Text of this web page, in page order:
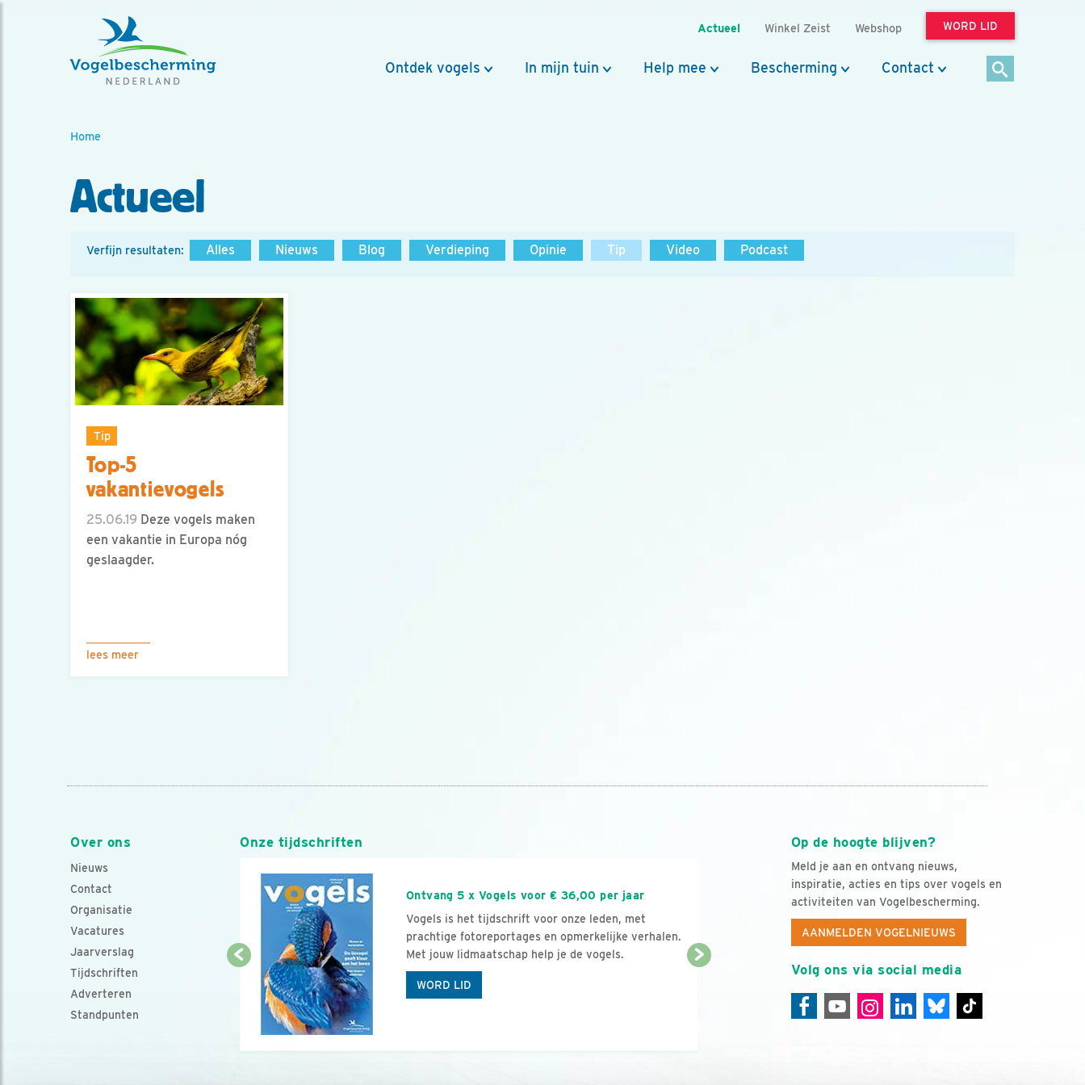
Actueel Winkel Zeist Webshop WORD LID
Ontdek vogels In mijn tuin Help mee Bescherming Contact
Home
Actueel
Verfijn resultaten: Alles Nieuws Blog Verdieping Opinie Tip Video Podcast
Tip
Top-5
vakantievogels
25.06.19 Deze vogels maken
een vakantie in Europa nóg
geslaagder.
lees meer
Over ons
Nieuws
Contact
Organisatie
Vacatures
Jaarverslag
Tijdschriften
Adverteren
Standpunten
Op de hoogte blijven?
Meld je aan en ontvang nieuws,
inspiratie, acties en tips over vogels en
activiteiten van Vogelbescherming.
AANMELDEN VOGELNIEUWS
Volg ons via social media
Onze tijdschriften
Ontvang 5 x Vogels voor € 36,00 per jaar
Vogels is het tijdschrift voor onze leden, met
prachtige fotoreportages en opmerkelijke verhalen.
Met jouw lidmaatschap help je de vogels.
WORD LID